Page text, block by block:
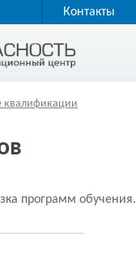
Контакты
квалификации
программ